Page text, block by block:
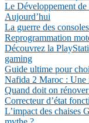
Le Développement
Aujourd’hui
La guerre des
Reprogrammation
Découvrez la
gaming
Guide ultime pour
Nafida 2 Maroc : Une
Quand doit on
Correcteur d’état
L’impact des chaises